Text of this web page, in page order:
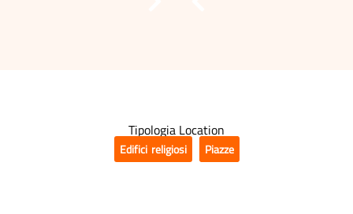
Tipologia Location
Edifici religiosi Piazze